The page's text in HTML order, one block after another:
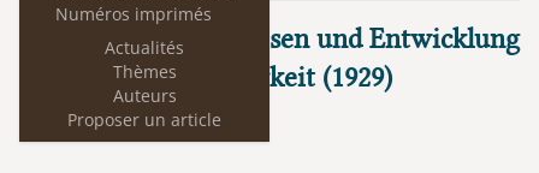
Numéros imprimés
Actualités
Thèmes
Auteurs
Proposer un article
Heinrich Triepel, Wesen und Entwicklung
der Staatsgerichtsbarkeit (1929)